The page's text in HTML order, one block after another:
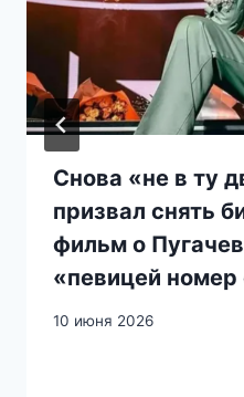
Снова «не в ту
призвал снять
фильм о
«певицей номер
10 июня 2026